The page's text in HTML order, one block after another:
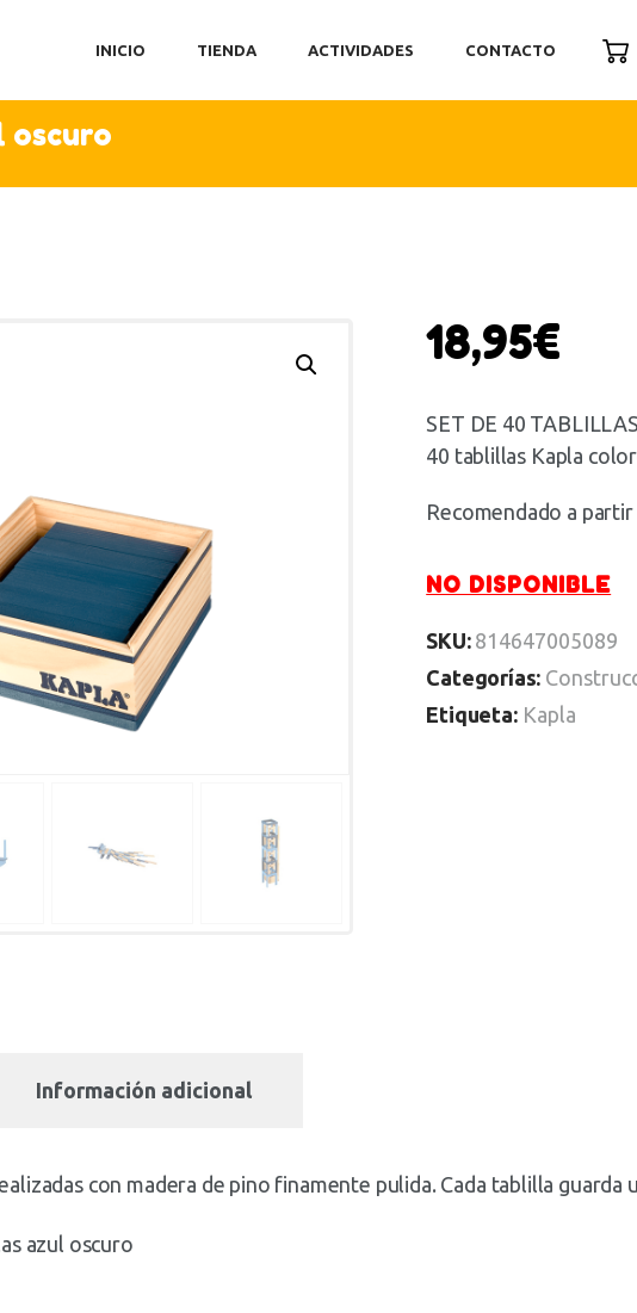
INICIO TIENDA ACTIVIDADES CONTACTO
oscuro
TIENDA
ACTIVIDADES
CONTACTO
18,95€
SET DE 40
40 tablillas Kapla
Recomendado a partir
NO DISPONIBLE
SKU: 814647005089
Categorías:
Etiqueta: Kapla
Información adicional
con madera de pino finamente pulida. Cada tablilla
azul oscuro